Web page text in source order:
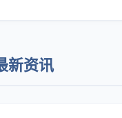
新资讯